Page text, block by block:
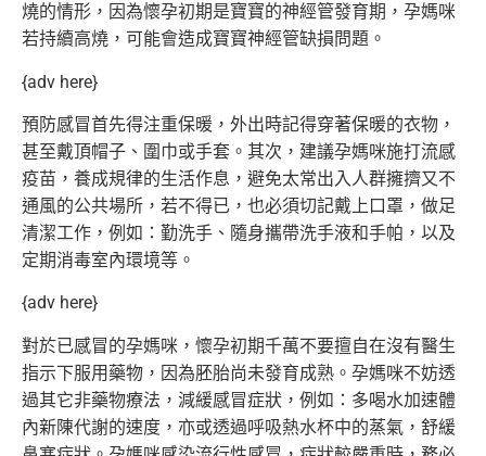
燒的情形， 因為懷孕初期是寶寶的神經管發育期，孕媽咪
若持續高燒， 可能會造成寶寶神經管缺損問題。
{adv here}
預防感冒首先得注重保暖，外出時記得穿著保暖的衣物，
甚至戴頂帽子、圍巾或手套。其次，建議孕媽咪施打流感
疫苗， 養成規律的生活作息，避免太常出入人群擁擠又不
通風的公共場所， 若不得已，也必須切記戴上口罩，做足
清潔工作，例如：勤洗手、 隨身攜帶洗手液和手帕，以及
定期消毒室內環境等。
{adv here}
對於已感冒的孕媽咪， 懷孕初期千萬不要擅自在沒有醫生
指示下服用藥物， 因為胚胎尚未發育成熟。孕媽咪不妨透
過其它非藥物療法， 減緩感冒症狀，例如：多喝水加速體
內新陳代謝的速度， 亦或透過呼吸熱水杯中的蒸氣，舒緩